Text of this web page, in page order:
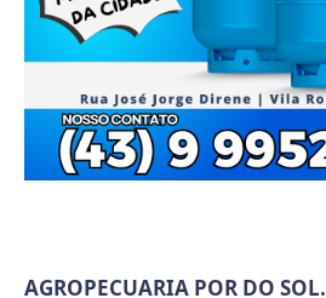
AGROPECUARIA POR DO SOL.